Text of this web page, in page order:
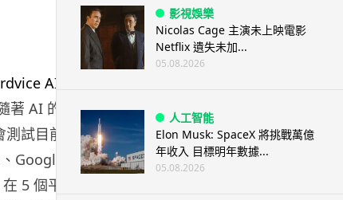
AI 的崛
試目前市
Google 的
5 個平台
影視娛樂
Nicolas Cage 主演未上映電影
Netflix 遺失未加...
05.08.2026
人工智能
Elon Musk: SpaceX 將挑戰萬億
年收入 目標明年數據...
05.08.2026